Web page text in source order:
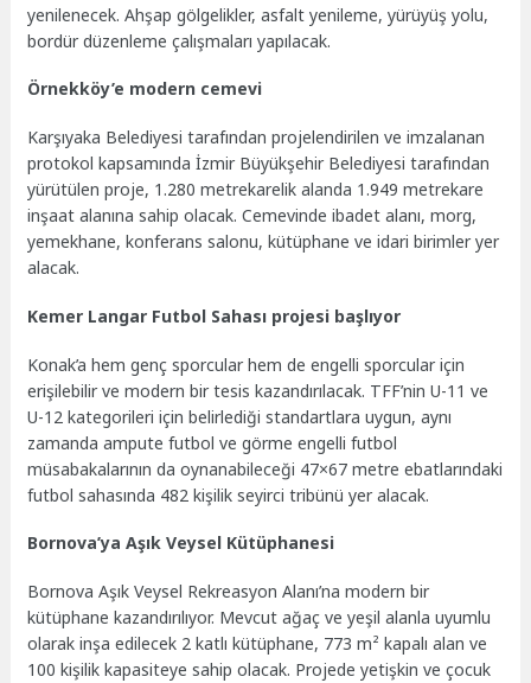
yenilenecek. Ahşap gölgelikler, asfalt yenileme, yürüyüş yolu,
bordür düzenleme çalışmaları yapılacak.
Örnekköy’e modern cemevi
Karşıyaka Belediyesi tarafından projelendirilen ve imzalanan
protokol kapsamında İzmir Büyükşehir Belediyesi tarafından
yürütülen proje, 1.280 metrekarelik alanda 1.949 metrekare
inşaat alanına sahip olacak. Cemevinde ibadet alanı, morg,
yemekhane, konferans salonu, kütüphane ve idari birimler yer
alacak.
Kemer Langar Futbol Sahası projesi başlıyor
Konak’a hem genç sporcular hem de engelli sporcular için
erişilebilir ve modern bir tesis kazandırılacak. TFF’nin U-11 ve
U-12 kategorileri için belirlediği standartlara uygun, aynı
zamanda ampute futbol ve görme engelli futbol
müsabakalarının da oynanabileceği 47×67 metre ebatlarındaki
futbol sahasında 482 kişilik seyirci tribünü yer alacak.
Bornova’ya Aşık Veysel Kütüphanesi
Bornova Aşık Veysel Rekreasyon Alanı’na modern bir
kütüphane kazandırılıyor. Mevcut ağaç ve yeşil alanla uyumlu
olarak inşa edilecek 2 katlı kütüphane, 773 m² kapalı alan ve
100 kişilik kapasiteye sahip olacak. Projede yetişkin ve çocuk